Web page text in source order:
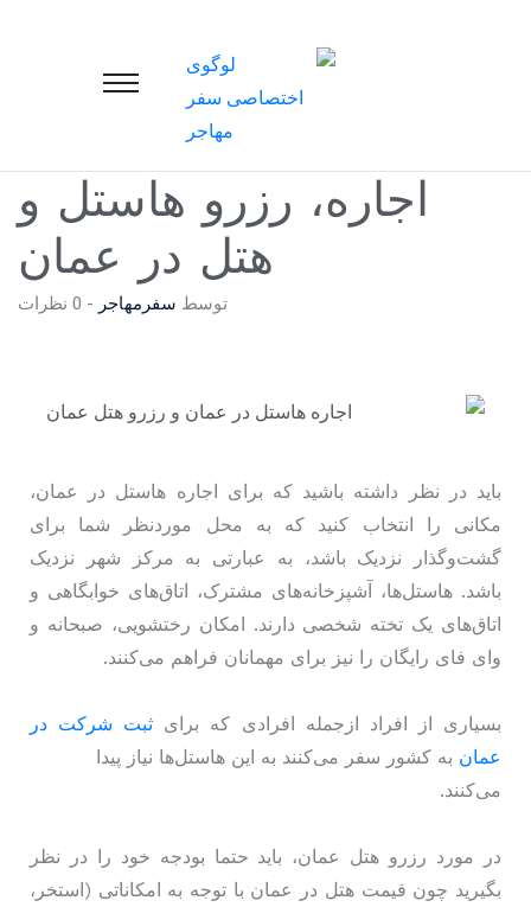
اجاره، رزرو هاستل و
هتل در عمان
توسط سفرمهاجر - 0 نظرات
باید در نظر داشته باشید که برای اجاره هاستل در عمان،
مکانی را انتخاب کنید که به محل موردنظر شما برای
گشت‌وگذار نزدیک باشد، به عبارتی به مرکز شهر نزدیک
باشد. هاستل‌ها، آشپزخانه‌های مشترک، اتاق‌های خوابگاهی و
اتاق‌های یک تخته شخصی دارند. امکان رختشویی، صبحانه و
وای فای رایگان را نیز برای مهمانان فراهم می‌کنند.
بسیاری از افراد ازجمله افرادی که برای ثبت شرکت در
عمان به کشور سفر می‌کنند به این هاستل‌ها نیاز پیدا
می‌کنند.
در مورد رزرو هتل عمان، باید حتما بودجه خود را در نظر
بگیرید چون قیمت هتل‌ در عمان با توجه به امکاناتی (استخر،